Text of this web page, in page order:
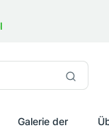
Galerie der